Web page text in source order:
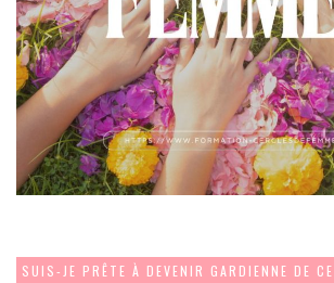
SUIS-JE PRÊTE À DEVENIR GARDIENNE DE